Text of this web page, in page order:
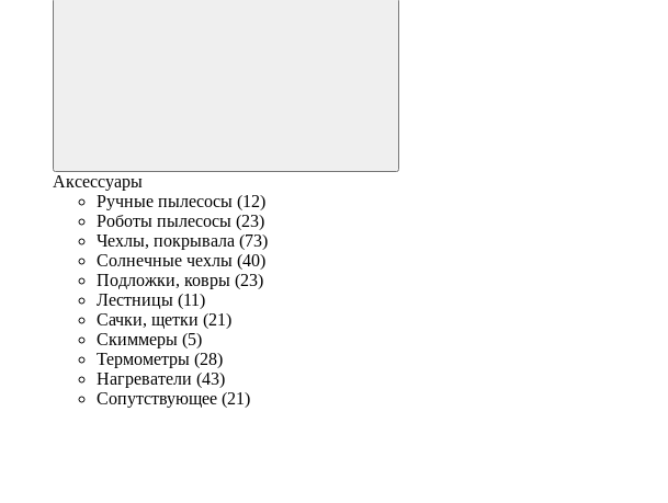
Аксессуары
Ручные пылесосы (12)
Роботы пылесосы (23)
Чехлы, покрывала (73)
Солнечные чехлы (40)
Подложки, ковры (23)
Лестницы (11)
Сачки, щетки (21)
Скиммеры (5)
Термометры (28)
Нагреватели (43)
Сопутствующее (21)